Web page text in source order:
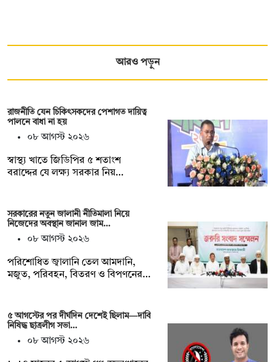
আরও পড়ুন
রাজনীতি যেন চিকিৎসকদের পেশাগত দায়িত্ব
পালনে বাধা না হয়
০৮ আগস্ট ২০২৬
স্বাস্থ্য খাতে জিডিপির ৫ শতাংশ
বরাদ্দের যে লক্ষ্য সরকার নিয়…
সরকারের নতুন জালানী নীতিমালা নিয়ে
নিজেদের অবস্থান জানাল জাম…
০৮ আগস্ট ২০২৬
পরিশোধিত জ্বালানি তেল আমদানি,
মজুত, পরিবহন, বিতরণ ও বিপণনের…
৫ আগস্টের পর দীর্ঘদিন দেশেই ছিলাম—দাবি
নিষিদ্ধ ছাত্রলীগ সভা…
০৮ আগস্ট ২০২৬